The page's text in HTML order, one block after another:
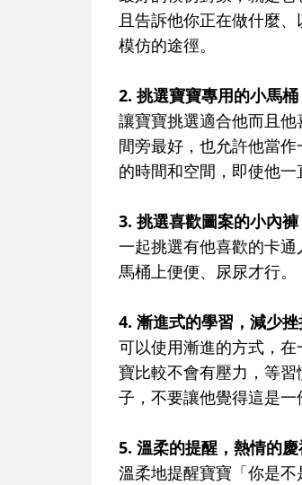
且告訴他你正在做什麼
模仿的途徑。
2. 挑選寶寶專用的小馬桶
讓寶寶挑選適合他而且
間旁最好，也允許他當
的時間和空間，即使他一
3. 挑選喜歡圖案的小內褲
一起挑選有他喜歡的卡
馬桶上便便、尿尿才行。
4. 漸進式的學習，減少
可以使用漸進的方式，
寶比較不會有壓力，等
子，不要讓他覺得這是
5. 溫柔的提醒，熱情的
溫柔地提醒寶寶「你是